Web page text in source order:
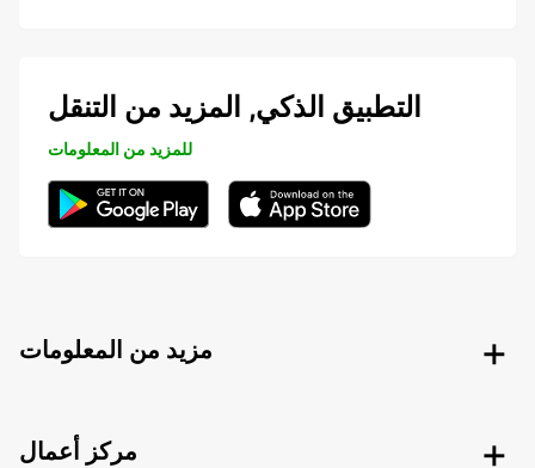
التطبيق الذكي, المزيد من التنقل
للمزيد من المعلومات
مزيد من المعلومات
مركز أعمال